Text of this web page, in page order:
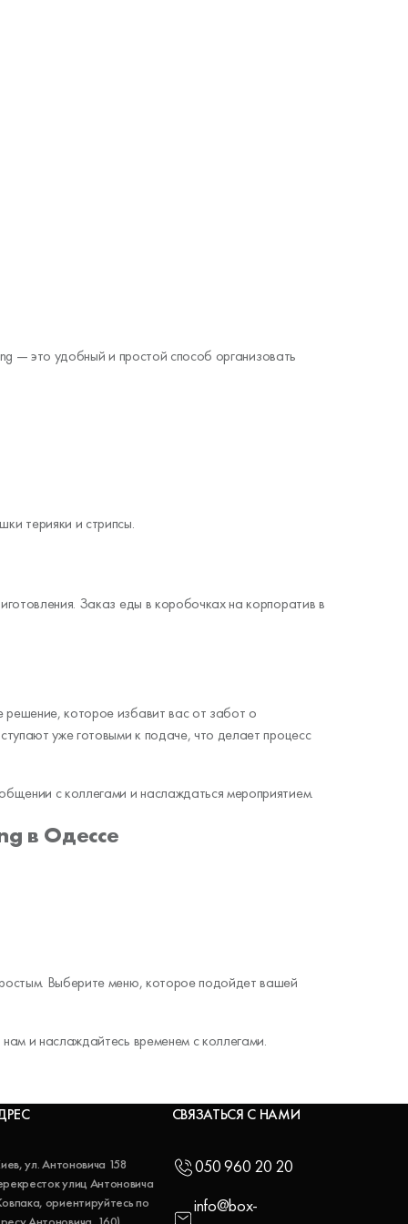
— это удобный и простой способ организовать
терияки и стрипсы.
Заказ еды в коробочках на корпоратив в
которое избавит вас от забот о
уже готовыми к подаче, что делает процесс
с коллегами и наслаждаться мероприятием.
в Одессе
Выберите меню, которое подойдет вашей
и наслаждайтесь временем с коллегами.
ул. Антоновича 158
улиц Антоновича
ориентируйтесь по
СВЯЗАТЬСЯ С НАМИ
050 960 20 20
info@box-